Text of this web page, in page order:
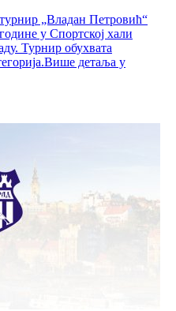
„Владан Петровић“
у Спортској хали
Турнир обухвата
детаља у